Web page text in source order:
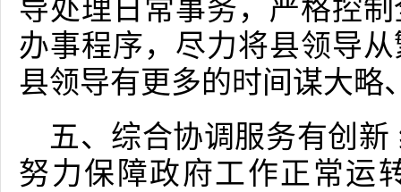
导处理日常事务，严格控
办事程序，尽力将县领导
县领导有更多的时间谋大略
五、综合协调服务有创
努力保障政府工作正常运